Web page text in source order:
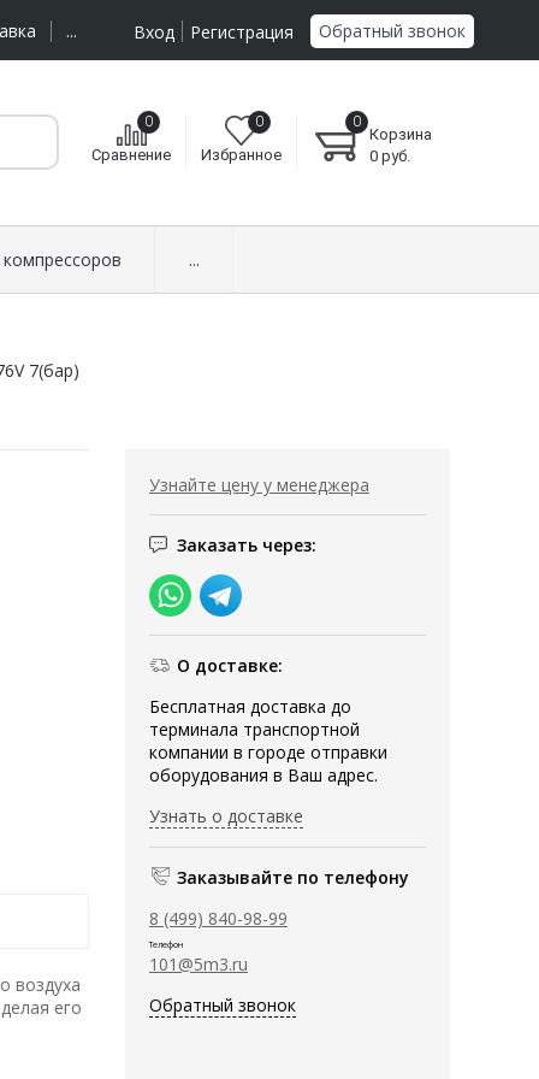
... Вход Регистрация Обратный звонок
Сравнение
0
Избранное
0
Корзина
0
0 руб.
...
7(бар)
Узнайте цену у менеджера
Заказать через:
О доставке:
Бесплатная доставка до
терминала транспортной
компании в городе отправки
оборудования в Ваш адрес.
Узнать о доставке
Заказывайте по телефону
8 (499) 840-98-99
Телефон
101@5m3.ru
Обратный звонок
воздуха
его